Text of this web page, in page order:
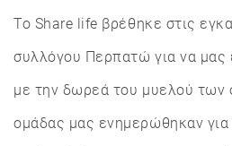
Το Share life βρέθηκε στις
συλλόγου Περπατώ για να μας
με την δωρεά του μυελού
ομάδας μας ενημερώθηκαν για